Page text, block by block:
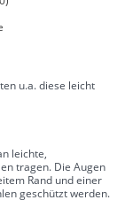
u.a. diese leicht
leichte,
tragen. Die Augen
Rand und einer
geschützt werden.